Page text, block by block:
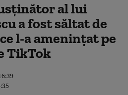
al lui
a fost săltat de
l-a ameninţat pe
TikTok